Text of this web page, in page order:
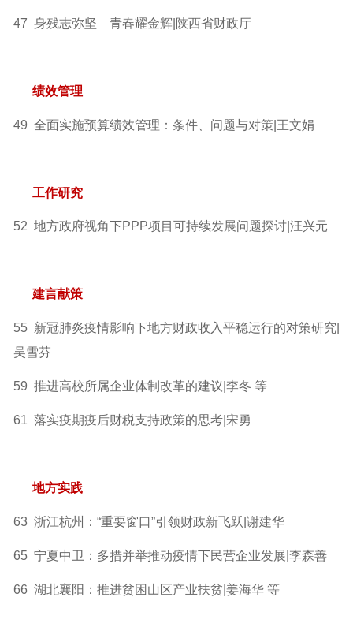
47 身残志弥坚 青春耀金辉|陕西省财政厅
绩效管理
49 全面实施预算绩效管理：条件、问题与对策|王文娟
工作研究
52 地方政府视角下PPP项目可持续发展问题探讨|汪兴元
建言献策
55 新冠肺炎疫情影响下地方财政收入平稳运行的对策研究|
吴雪芬
59 推进高校所属企业体制改革的建议|李冬 等
61 落实疫期疫后财税支持政策的思考|宋勇
地方实践
63 浙江杭州：“重要窗口”引领财政新飞跃|谢建华
65 宁夏中卫：多措并举推动疫情下民营企业发展|李森善
66 湖北襄阳：推进贫困山区产业扶贫|姜海华 等